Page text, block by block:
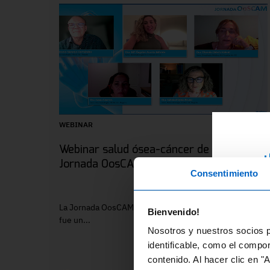
Consentimiento
Bienvenido!
Nosotros y nuestros socios
identificable, como el
contenido. Al hacer clic en
WEBINAR
Webinar salud ósea-cáncer de mama.
Jornada OosCAM
La Jornada OosCAM, celebrada el 2 de abril de 2024,
fue un...